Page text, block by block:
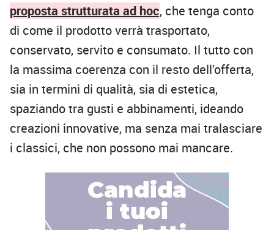
proposta strutturata ad hoc, che tenga conto
di come il prodotto verrà trasportato,
conservato, servito e consumato. Il tutto con
la massima coerenza con il resto dell’offerta,
sia in termini di qualità, sia di estetica,
spaziando tra gusti e abbinamenti, ideando
creazioni innovative, ma senza mai tralasciare
i classici, che non possono mai mancare.